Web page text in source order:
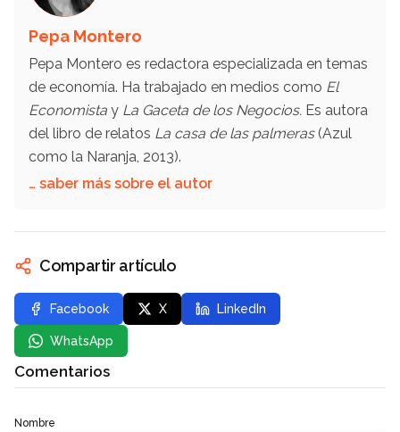
Pepa Montero
Pepa Montero es redactora especializada en temas
de economía. Ha trabajado en medios como El
Economista y La Gaceta de los Negocios. Es autora
del libro de relatos La casa de las palmeras(Azul
como la Naranja, 2013).
… saber más sobre el autor
Compartir artículo
Facebook X LinkedIn
WhatsApp
Comentarios
Nombre